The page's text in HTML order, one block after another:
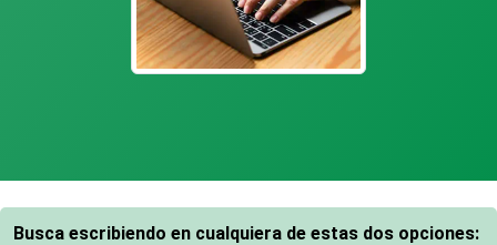
Busca escribiendo en cualquiera de estas dos opciones: